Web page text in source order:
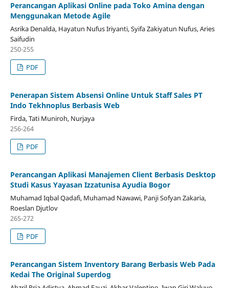
Perancangan Aplikasi Online pada Toko Amina dengan
Menggunakan Metode Agile
Asrika Denalda, Hayatun Nufus Iriyanti, Syifa Zakiyatun Nufus, Aries
Saifudin
250-255
PDF
Penerapan Sistem Absensi Online Untuk Staff Sales PT
Indo Tekhnoplus Berbasis Web
Firda, Tati Muniroh, Nurjaya
256-264
PDF
Perancangan Aplikasi Manajemen Client Berbasis Desktop
Studi Kasus Yayasan Izzatunisa Ayudia Bogor
Muhamad Iqbal Qadafi, Muhamad Nawawi, Panji Sofyan Zakaria,
Roeslan Djutlov
265-272
PDF
Perancangan Sistem Inventory Barang Berbasis Web Pada
Kedai The Original Superdog